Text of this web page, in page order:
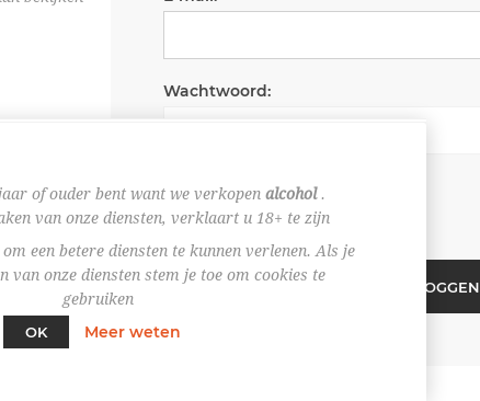
Wachtwoord:
Wachtwoord onthouden
INLOGGEN
of ouder bent want we verkopen alcohol.
van onze diensten, verklaart u 18+ te zijn
een betere diensten te kunnen verlenen. Als je
van onze diensten stem je toe om cookies te
gebruiken
OK
Meer weten